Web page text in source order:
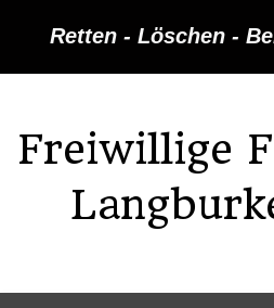
Retten - Löschen -
Freiwillige